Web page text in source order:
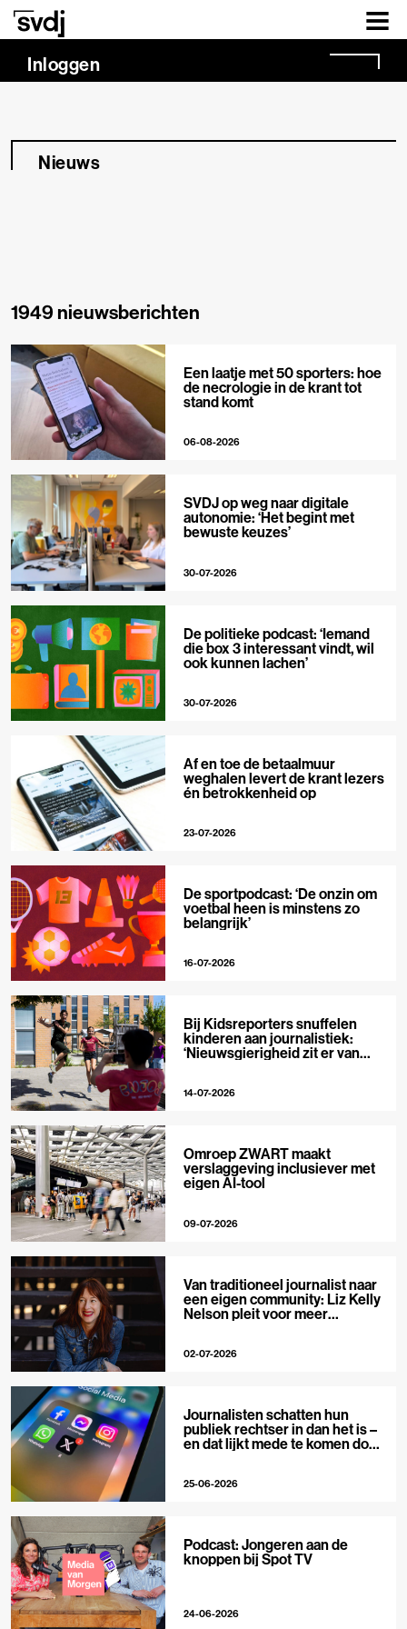
Naar hoofdinhoud
Inloggen
Nieuws
1949 nieuwsberichten
Een laatje met 50 sporters: hoe
de necrologie in de krant tot
stand komt
06-08-2026
SVDJ op weg naar digitale
autonomie: ‘Het begint met
bewuste keuzes’
30-07-2026
De politieke podcast: ‘Iemand
die box 3 interessant vindt, wil
ook kunnen lachen’
30-07-2026
Af en toe de betaalmuur
weghalen levert de krant lezers
én betrokkenheid op
23-07-2026
De sportpodcast: ‘De onzin om
voetbal heen is minstens zo
belangrijk’
16-07-2026
Bij Kidsreporters snuffelen
kinderen aan journalistiek:
‘Nieuwsgierigheid zit er van
14-07-2026
Omroep ZWART maakt
verslaggeving inclusiever met
eigen AI-tool
09-07-2026
Van traditioneel journalist naar
een eigen community: Liz Kelly
Nelson pleit voor meer
02-07-2026
Journalisten schatten hun
publiek rechtser in dan het is –
en dat lijkt mede te komen door
25-06-2026
Podcast: Jongeren aan de
knoppen bij Spot TV
24-06-2026